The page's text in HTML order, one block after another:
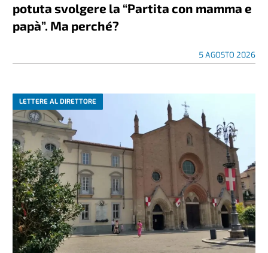
potuta svolgere la “Partita con mamma e
papà”. Ma perché?
5 AGOSTO 2026
LETTERE AL DIRETTORE